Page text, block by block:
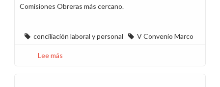
Comisiones Obreras más cercano.
conciliación laboral y personal V Convenio Marco
Lee más